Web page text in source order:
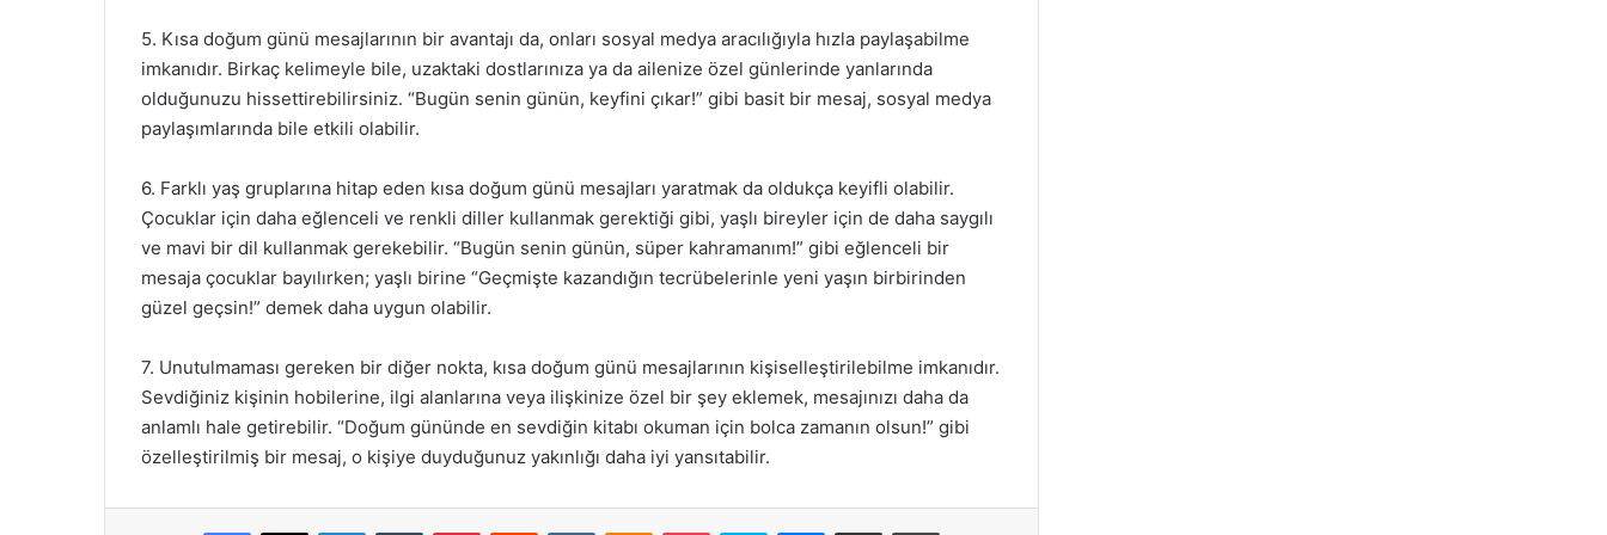
5. Kısa doğum günü mesajlarının bir avantajı da, onları sosyal medya aracılığıyla hızla paylaşabilme
imkanıdır. Birkaç kelimeyle bile, uzaktaki dostlarınıza ya da ailenize özel günlerinde yanlarında
olduğunuzu hissettirebilirsiniz. “Bugün senin günün, keyfini çıkar!” gibi basit bir mesaj, sosyal medya
paylaşımlarında bile etkili olabilir.
6. Farklı yaş gruplarına hitap eden kısa doğum günü mesajları yaratmak da oldukça keyifli olabilir.
Çocuklar için daha eğlenceli ve renkli diller kullanmak gerektiği gibi, yaşlı bireyler için de daha saygılı
ve mavi bir dil kullanmak gerekebilir. “Bugün senin günün, süper kahramanım!” gibi eğlenceli bir
mesaja çocuklar bayılırken; yaşlı birine “Geçmişte kazandığın tecrübelerinle yeni yaşın birbirinden
güzel geçsin!” demek daha uygun olabilir.
7. Unutulmaması gereken bir diğer nokta, kısa doğum günü mesajlarının kişiselleştirilebilme imkanıdır.
Sevdiğiniz kişinin hobilerine, ilgi alanlarına veya ilişkinize özel bir şey eklemek, mesajınızı daha da
anlamlı hale getirebilir. “Doğum gününde en sevdiğin kitabı okuman için bolca zamanın olsun!” gibi
özelleştirilmiş bir mesaj, o kişiye duyduğunuz yakınlığı daha iyi yansıtabilir.